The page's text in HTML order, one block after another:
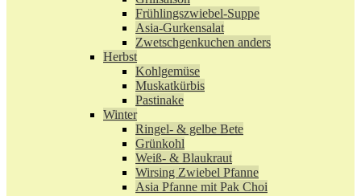
Frühlingszwiebel-Suppe
Asia-Gurkensalat
Zwetschgenkuchen anders
Herbst
Kohlgemüse
Muskatkürbis
Pastinake
Winter
Ringel- & gelbe Bete
Grünkohl
Weiß- & Blaukraut
Wirsing Zwiebel Pfanne
Asia Pfanne mit Pak Choi